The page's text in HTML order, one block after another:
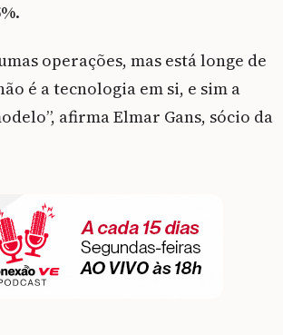
operações, mas está longe de
é a tecnologia em si, e sim a
afirma Elmar Gans, sócio da